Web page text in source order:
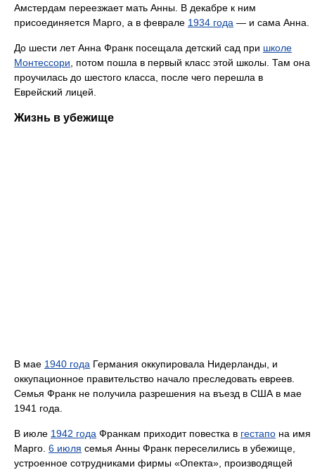
Амстердам переезжает мать Анны. В декабре к ним
присоединяется Марго, а в феврале 1934 года — и сама Анна.
До шести лет Анна Франк посещала детский сад при школе
Монтессори, потом пошла в первый класс этой школы. Там она
проучилась до шестого класса, после чего перешла в
Еврейский лицей.
Жизнь в убежище
В мае 1940 года Германия оккупировала Нидерланды, и
оккупационное правительство начало преследовать евреев.
Семья Франк не получила разрешения на въезд в США в мае
1941 года.
В июле 1942 года Франкам приходит повестка в гестапо на имя
Марго. 6 июля семья Анны Франк переселились в убежище,
устроенное сотрудниками фирмы «Опекта», производящей